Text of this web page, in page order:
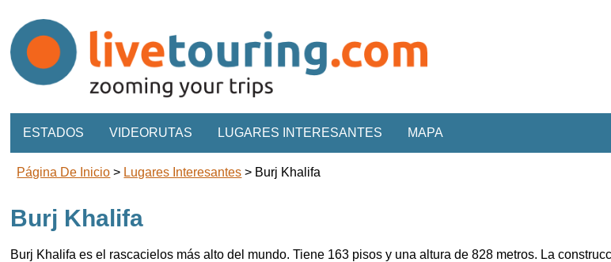
ESTADOS VIDEORUTAS LUGARES INTERESANTES MAPA
Página De Inicio > Lugares Interesantes > Burj Khalifa
Burj Khalifa
Burj Khalifa es el rascacielos más alto del mundo. Tiene 163 pisos y una altura de 828 metros. La